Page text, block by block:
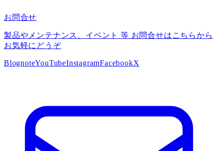
お問合せ
製品やメンテナンス、イベント 等 お問合せはこちらから
お気軽にどうぞ
BlognoteYouTubeInstagramFacebookX